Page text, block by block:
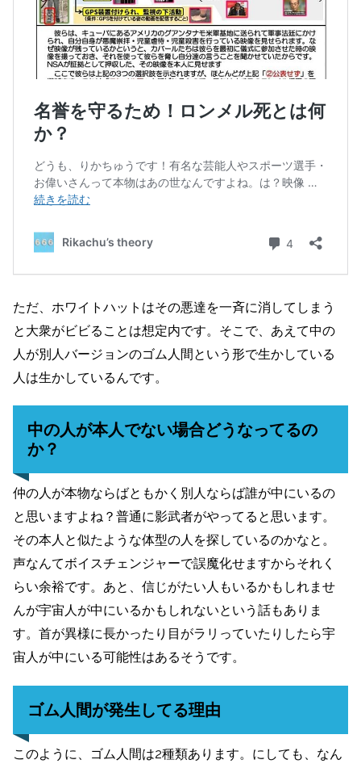
ただ、ホワイトハットはその悪達を一斉に消してしまう
と大衆がビビることは想定内です。そこで、あえて中の
人が別人バージョンのゴム人間という形で生かしている
人は生かしているんです。
中の人が本人でない場合どうなってるの
か？
仲の人が本物ならばともかく別人ならば誰が中にいるの
と思いますよね？普通に影武者がやってると思います。
その本人と似たような体型の人を探しているのかなと。
声なんてボイスチェンジャーで誤魔化せますからそれく
らい余裕です。あと、信じがたい人もいるかもしれませ
んが宇宙人が中にいるかもしれないという話もありま
す。首が異様に長かったり目がラリっていたりしたら宇
宙人が中にいる可能性はあるそうです。
ゴム人間が発生してる理由
このように、ゴム人間は2種類あります。にしても、なん